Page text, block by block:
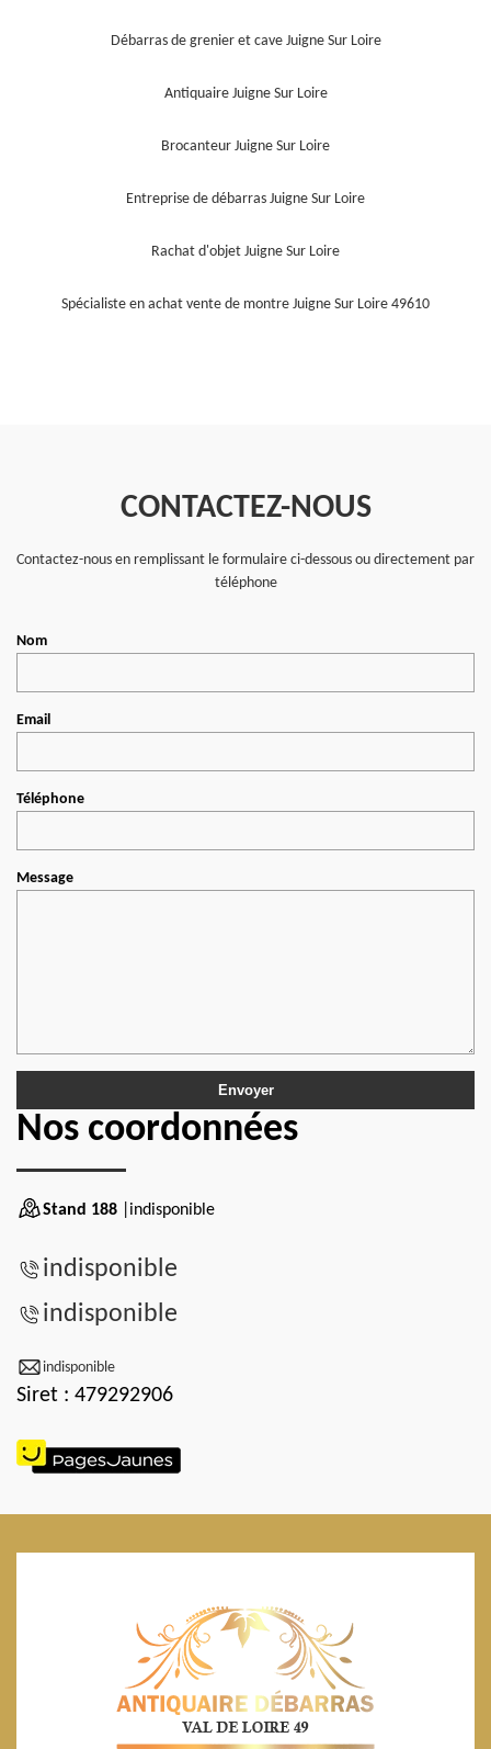
Débarras de grenier et cave Juigne Sur Loire
Antiquaire Juigne Sur Loire
Brocanteur Juigne Sur Loire
Entreprise de débarras Juigne Sur Loire
Rachat d'objet Juigne Sur Loire
Spécialiste en achat vente de montre Juigne Sur Loire 49610
CONTACTEZ-NOUS
Contactez-nous en remplissant le formulaire ci-dessous ou directement par
téléphone
Nom
Email
Téléphone
Message
Nos coordonnées
Stand 188 |indisponible
indisponible
indisponible
indisponible
Siret : 479292906